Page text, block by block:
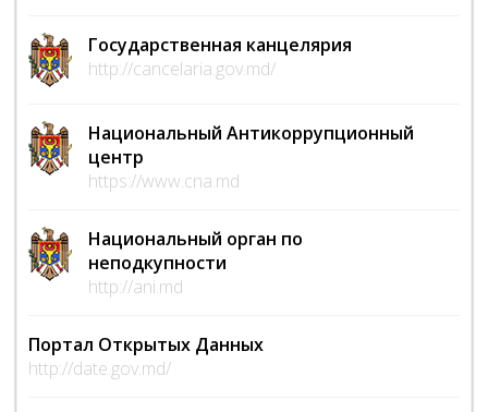
Государственная канцелярия
http://cancelaria.gov.md/
Национальный Антикоррупционный
центр
https://www.cna.md
Национальный орган по
неподкупности
http://ani.md
Портал Открытых Данных
http://date.gov.md/